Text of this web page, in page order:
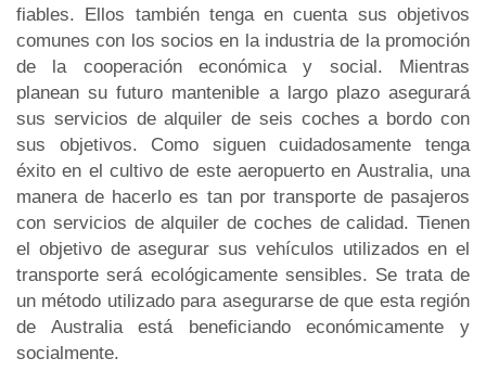
fiables. Ellos también tenga en cuenta sus objetivos
comunes con los socios en la industria de la promoción
de la cooperación económica y social. Mientras
planean su futuro mantenible a largo plazo asegurará
sus servicios de alquiler de seis coches a bordo con
sus objetivos. Como siguen cuidadosamente tenga
éxito en el cultivo de este aeropuerto en Australia, una
manera de hacerlo es tan por transporte de pasajeros
con servicios de alquiler de coches de calidad. Tienen
el objetivo de asegurar sus vehículos utilizados en el
transporte será ecológicamente sensibles. Se trata de
un método utilizado para asegurarse de que esta región
de Australia está beneficiando económicamente y
socialmente.